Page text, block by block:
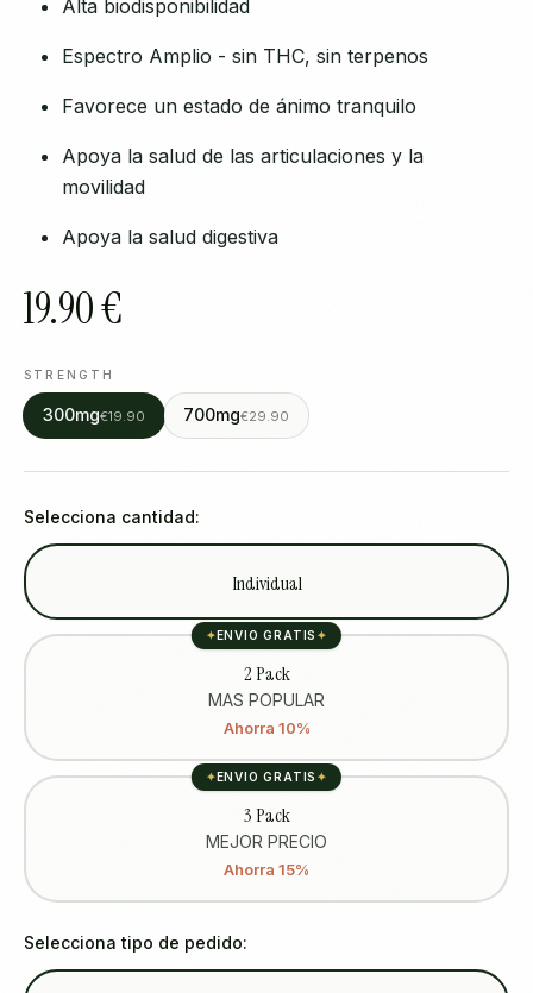
Alta biodisponibilidad
Espectro Amplio - sin THC, sin terpenos
Favorece un estado de ánimo tranquilo
Apoya la salud de las articulaciones y la
movilidad
Apoya la salud digestiva
19.90 €
STRENGTH
300mg€19.90 700mg€29.90
Selecciona cantidad:
Individual
✦ENVIO GRATIS ✦
2 Pack
MAS POPULAR
Ahorra 10%
✦ENVIO GRATIS ✦
3 Pack
MEJOR PRECIO
Ahorra 15%
Selecciona tipo de pedido: